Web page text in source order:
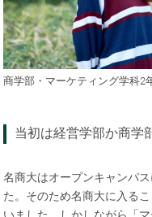
商学部・マーケティング学科2
当初は経営学部か商学
名商大はオープンキャンパ
た。そのため名商大に入る